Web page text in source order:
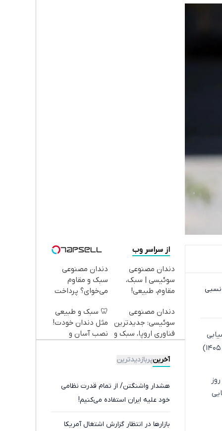
نسبی
هواشناسی، از افزایش نسبی دمای هوا در استان تهران طی روزهای پنجشنبه و جمعه (۷ و ۸ خرداد ۱۴۰۵)
از سراسر وب
دندان مصنوعی
سوئیسی | سبک،
مقاوم، طبیعی!
رایگان+پرداخت
اقساطی😍
دندان مصنوعی
سبک و مقاوم
می‌خوای؟ پرداخت
😍 | 📍تهران
دندان مصنوعی
سوئیسی: جدیدترین
فناوری اروپا، سبک و
قسطی
🦷 سبک و طبیعی
مثل دندان خودت!
نصب آسان و
آخرینپربازدیدترین
هشدار واشنگتن/ از تمام قدرت نظامی
خود علیه ایران استفاده می‌کنیم!
بازارها در انتظار گزارش اشتغال آمریکا